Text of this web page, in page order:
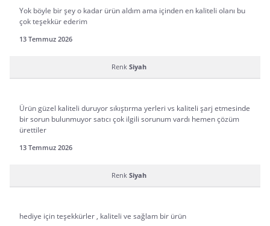
Yok böyle bir şey o kadar ürün aldım ama içinden en kaliteli olanı bu
çok teşekkür ederim
13 Temmuz 2026
Renk Siyah
Ürün güzel kaliteli duruyor sıkıştırma yerleri vs kaliteli şarj etmesinde
bir sorun bulunmuyor satıcı çok ilgili sorunum vardı hemen çözüm
ürettiler
13 Temmuz 2026
Renk Siyah
hediye için teşekkürler , kaliteli ve sağlam bir ürün